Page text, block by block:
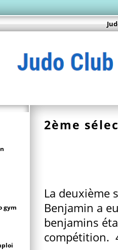
2ème
La deuxième
Benjamin a
benjamins
compétition.
gym